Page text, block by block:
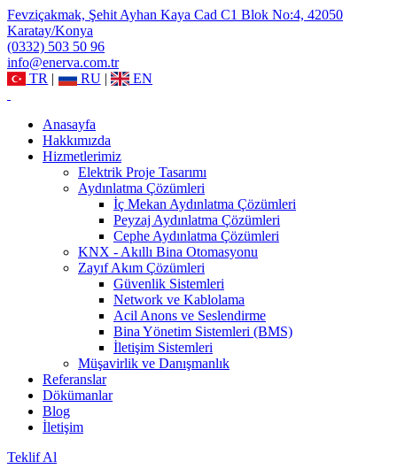
Fevziçakmak, Şehit Ayhan Kaya Cad C1 Blok No:4, 42050
Karatay/Konya
(0332) 503 50 96
info@enerva.com.tr
TR | RU | EN
Anasayfa
Hakkımızda
Hizmetlerimiz
Elektrik Proje Tasarımı
Aydınlatma Çözümleri
İç Mekan Aydınlatma Çözümleri
Peyzaj Aydınlatma Çözümleri
Cephe Aydınlatma Çözümleri
KNX - Akıllı Bina Otomasyonu
Zayıf Akım Çözümleri
Güvenlik Sistemleri
Network ve Kablolama
Acil Anons ve Seslendirme
Bina Yönetim Sistemleri (BMS)
İletişim Sistemleri
Müşavirlik ve Danışmanlık
Referanslar
Dökümanlar
Blog
İletişim
Teklif Al